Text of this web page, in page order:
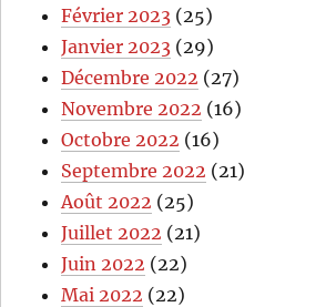
Février 2023 (25)
Janvier 2023 (29)
Décembre 2022 (27)
Novembre 2022 (16)
Octobre 2022 (16)
Septembre 2022 (21)
Août 2022 (25)
Juillet 2022 (21)
Juin 2022 (22)
Mai 2022 (22)